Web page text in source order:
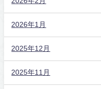
2026年1月
2025年12月
2025年11月